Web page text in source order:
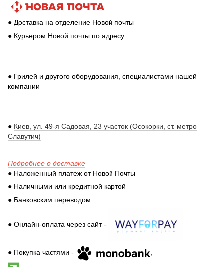
● Доставка на отделение Новой почты
● Курьером Новой почты по адресу
● Грилей и другого оборудования, специалистами нашей
компании
● Киев, ул. 49-я Садовая, 23 участок (Осокорки, ст. метро
Славутич)
Подробнее о доставке
● Наложенный платеж от Новой Почты
● Наличными или кредитной картой
● Банковским переводом
● Онлайн-оплата через сайт -
● Покупка частями - ,